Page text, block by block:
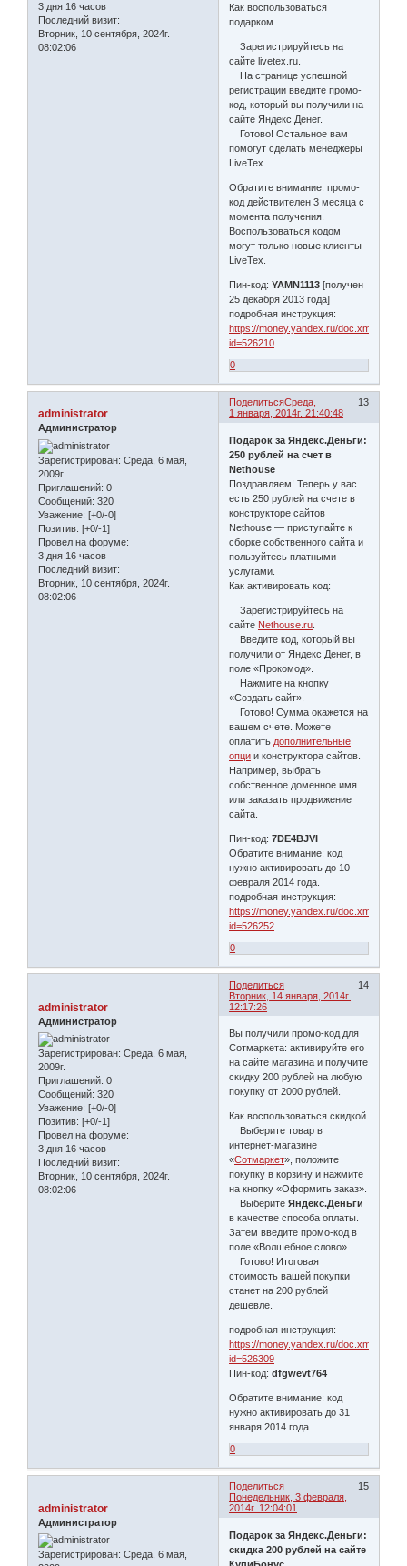
3 дня 16 часов
Последний визит:
Вторник, 10 сентября, 2024г.
08:02:06
Как воспользоваться
подарком
Зарегистрируйтесь на
сайте livetex.ru.
На странице успешной
регистрации введите промо-
код, который вы получили на
сайте Яндекс.Денег.
Готово! Остальное вам
помогут сделать менеджеры
LiveTex.
Обратите внимание: промо-
код действителен 3 месяца с
момента получения.
Воспользоваться кодом
могут только новые клиенты
LiveTex.
Пин-код:YAMN1113 [получен
25 декабря 2013 года]
подробная инструкция:
https://money.yandex.ru/doc.xml?
id=526210
0
Поделиться 13
Среда,
1 января, 2014г. 21:40:48
administrator
Администратор
Зарегистрирован: Среда, 6 мая,
2009г.
Приглашений: 0
Сообщений: 320
Уважение: [+0/-0]
Позитив: [+0/-1]
Провел на форуме:
3 дня 16 часов
Последний визит:
Вторник, 10 сентября, 2024г.
08:02:06
Подарок за Яндекс.Деньги:
250 рублей на счет в
Nethouse
Поздравляем! Теперь у вас
есть 250 рублей на счете в
конструкторе сайтов
Nethouse — приступайте к
сборке собственного сайта и
пользуйтесь платными
услугами.
Как активировать код:
Зарегистрируйтесь на
сайте Nethouse.ru
Введите код, который вы
получили от Яндекс.Денег, в
поле «Прокомод».
Нажмите на кнопку
«Создать сайт».
Готово! Сумма окажется на
вашем счете. Можете
оплатить дополнительные
опци и конструктора сайтов.
Например, выбрать
собственное доменное имя
или заказать продвижение
сайта.
Пин-код:7DE4BJVI
Обратите внимание: код
нужно активировать до 10
февраля 2014 года.
подробная инструкция:
https://money.yandex.ru/doc.xml?
id=526252
0
Поделиться
14
Вторник, 14 января, 2014г.
12:17:26
administrator
Администратор
Зарегистрирован: Среда, 6 мая,
2009г.
Приглашений: 0
Сообщений: 320
Уважение: [+0/-0]
Позитив: [+0/-1]
Провел на форуме:
3 дня 16 часов
Последний визит:
Вторник, 10 сентября, 2024г.
08:02:06
Вы получили промо-код для
Сотмаркета: активируйте его
на сайте магазина и получите
скидку 200 рублей на любую
покупку от 2000 рублей.
Как воспользоваться скидкой
Выберите товар в
интернет-магазине
«Сотмаркет», положите
покупку в корзину и нажмите
на кнопку «Оформить заказ».
ВыберитеЯндекс.Деньги
в качестве способа оплаты.
Затем введите промо-код в
поле «Волшебное слово».
Готово! Итоговая
стоимость вашей покупки
станет на 200 рублей
дешевле.
подробная инструкция:
https://money.yandex.ru/doc.xml?
id=526309
Пин-код:dfgwevt764
Обратите внимание: код
нужно активировать до 31
января 2014 года
0
Поделиться
15
Понедельник, 3 февраля,
2014г. 12:04:01
administrator
Администратор
Зарегистрирован: Среда, 6 мая,
Подарок за Яндекс.Деньги:
скидка 200 рублей на сайте
КупиБонус